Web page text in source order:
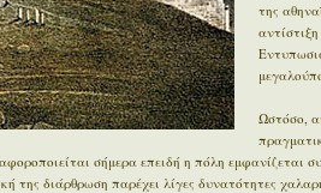
της
Ωστόσο,
σήμερα επειδή η πόλη εμφανίζεται
της διάρθρωση παρέχει λίγες δυνατότητες